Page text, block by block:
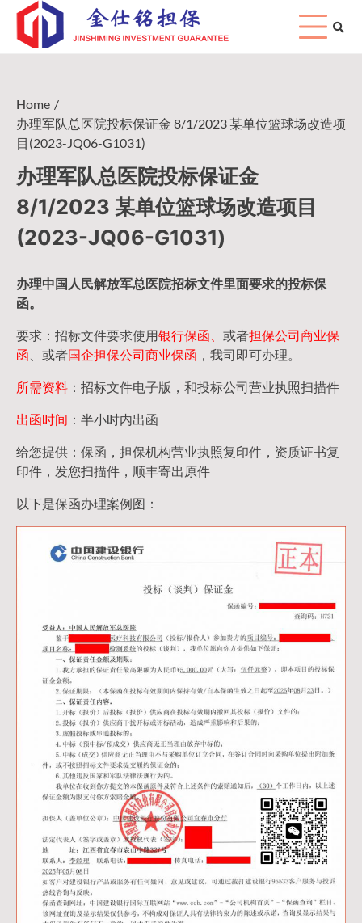
Skip
content
Home
办理军队总医院投标保证金 8/1/2023 某单位篮球场改造项
目(2023-JQ06-G1031)
办理军队总医院投标保证金
8/1/2023 某单位篮球场改造项目
(2023-JQ06-G1031)
办理中国人民解放军总医院招标文件里面要求的投标保
函。
要求：招标文件要求使用银行保函、 或者担保公司商业保
函 、或者国企担保公司商业保函 ，我司即可办理。
所需资料 ：招标文件电子版，和投标公司营业执照扫描件
出函时间 ：半小时内出函
给您提供：保函，担保机构营业执照复印件，资质证书复
印件，发您扫描件，顺丰寄出原件
以下是保函办理案例图：